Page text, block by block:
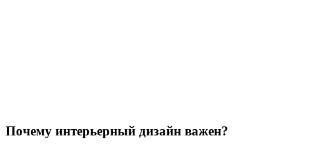
Почему интерьерный дизайн важен?